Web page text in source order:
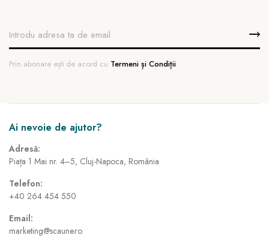
Prin abonare ești de acord cu Termeni și Condiții
Ai nevoie de ajutor?
Adresă:
Piața 1 Mai nr. 4–5, Cluj-Napoca, România
Telefon:
+40 264 454 550
Email:
marketing@scaune.ro